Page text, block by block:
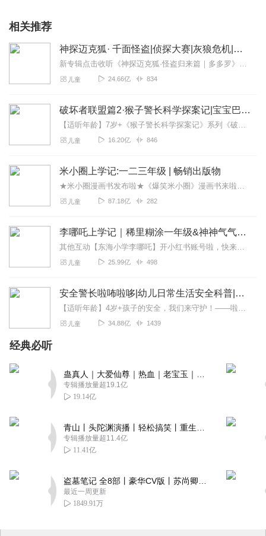
相关推荐
神探迈克狐· 千面怪盗|侦探大赛|灰狼危机|多多罗
新专辑点击收听《神探迈克狐·怪盗归来篇｜多多罗》！！！>>>点击进入主播橱窗购买《神探迈克狐》系列图书吧!<<<多多罗故事【点击前往】收听多多罗其他好玩有趣的故...
儿童 24.66亿 834
破坏者联盟篇2·猴子警长科学探案记|宝宝巴士故事
【适听年龄】7岁+《猴子警长科学探案记》系列《破坏者联盟篇1·猴子警长科学探案记》>>>《破坏者联盟篇2·猴子警长科学探案记》>>>《破坏者联盟篇3·猴子警长科...
儿童 16.20亿 846
米小圈上学记:一二三年级 | 畅销出版物
★米小圈漫画书发布啦★《爆笑米小圈》漫画书来啦《米小圈上学记》一二三年级正版广播剧！《米小圈上学记》系列是儿童作家北猫最新创作的儿童小说系列，作品诙谐幽默、好...
儿童 87.18亿 282
李哪吒上学记｜稀里糊涂一年级&神神气气二年级
其他互动【东海小学李哪吒】开小红书账号啦，快来关注和李哪吒成为好朋友！有机会免费领儿童会员、官方周边！【点击加入】东海小学广播站圈子，更多互动！李哪吒全新冒险番...
儿童 25.99亿 498
安全警长啦咘啦哆|幼儿日常生活安全科普|宝宝巴士
【适听年龄】4岁+孩子的安全，我们来守护！——啦咘啦哆警长宣孩子天生爱冒险，好奇心爆棚！不是在大马路上比赛跑，就是踩着椅子上下跳，怎样才能保护孩子平安长大？听...
儿童 34.88亿 1439
经典必听
专辑播放量超19.1亿
19.14亿
专辑播放量超11.4亿
11.41亿
最近一周更新
1849.91万